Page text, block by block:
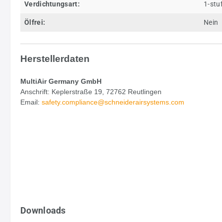
Verdichtungsart: 1-
Ölfrei: Nein
Herstellerdaten
MultiAir Germany GmbH
Anschrift: Keplerstraße 19, 72762 Reutlingen
Email: safety.compliance@schneiderairsystems.com
Downloads